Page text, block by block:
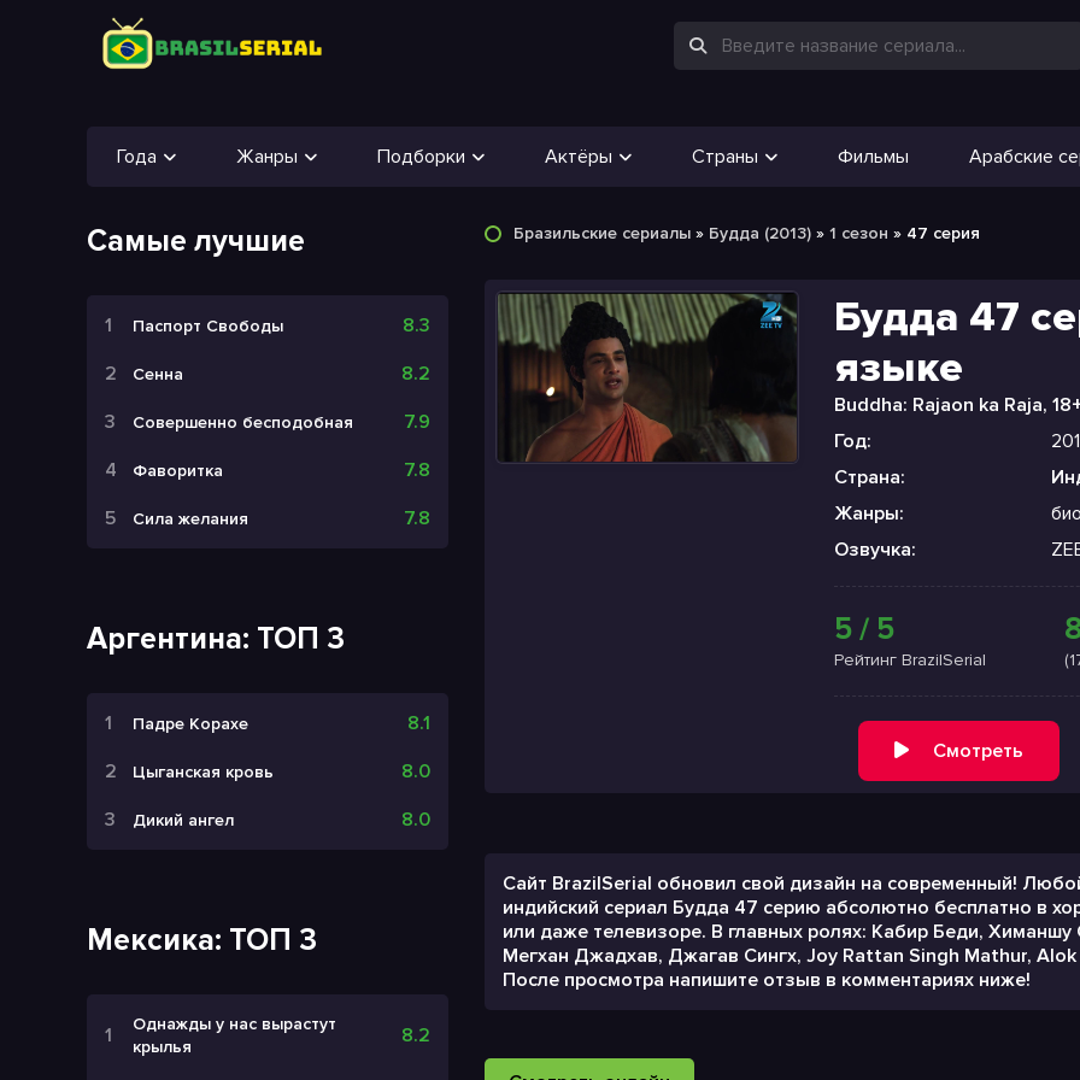
Года Жанры Подборки Актёры Страны Фильмы Арабские
Самые лучшие
Паспорт Свободы 8.3
Сенна 8.2
Совершенно бесподобная 7.9
Фаворитка 7.8
Сила желания 7.8
Аргентина: ТОП 3
Падре Корахе 8.1
Цыганская кровь 8.0
Дикий ангел 8.0
Мексика: ТОП 3
Однажды у нас вырастут
крылья
8.2
Бразильские сериалы » Будда (2013) » 1 сезон » 47 серия
Будда 47
языке
Buddha: Rajaon ka Raja,
Год:
Страна:
Жанры:
Озвучка:
5 / 5
Рейтинг BrazilSerial
Смотреть
Сайт BrazilSerial обновил свой дизайн на современный!
индийский сериал Будда 47 серию абсолютно бесплатно в
или даже телевизоре. В главных ролях: Кабир Беди,
Мегхан Джадхав, Джагав Сингх, Joy Rattan Singh Mathur,
После просмотра напишите отзыв в комментариях ниже!